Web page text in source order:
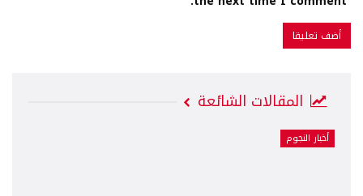
المقالات الشائعة
أخبار النجوم